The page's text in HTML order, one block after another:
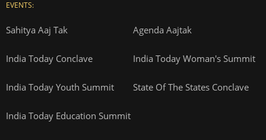
EVENTS:
Sahitya Aaj Tak Agenda Aajtak
India Today Conclave India Today Woman's Summit
India Today Youth Summit State Of The States Conclave
India Today Education Summit